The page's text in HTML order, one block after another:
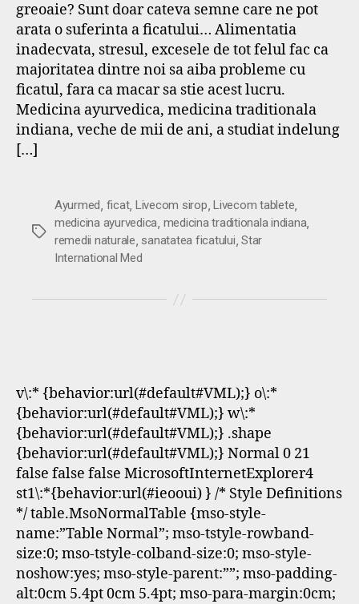
greoaie? Sunt doar cateva semne care ne pot
arata o suferinta a ficatului… Alimentatia
inadecvata, stresul, excesele de tot felul fac ca
majoritatea dintre noi sa aiba probleme cu
ficatul, fara ca macar sa stie acest lucru.
Medicina ayurvedica, medicina traditionala
indiana, veche de mii de ani, a studiat indelung
[…]
Etichete
Ayurmed, ficat, Livecom sirop,Livecom tablete,
medicina ayurvedica, medicina traditionala indiana,
remedii naturale, sanatatea ficatului,Star
International Med
v\:* {behavior:url(#default#VML);} o\:*
{behavior:url(#default#VML);} w\:*
{behavior:url(#default#VML);} .shape
{behavior:url(#default#VML);} Normal 0 21
false false false MicrosoftInternetExplorer4
st1\:*{behavior:url(#ieooui) } /* Style Definitions
*/ table.MsoNormalTable {mso-style-
name:”Table Normal”; mso-tstyle-rowband-
size:0; mso-tstyle-colband-size:0; mso-style-
noshow:yes; mso-style-parent:””; mso-padding-
alt:0cm 5.4pt 0cm 5.4pt; mso-para-margin:0cm;